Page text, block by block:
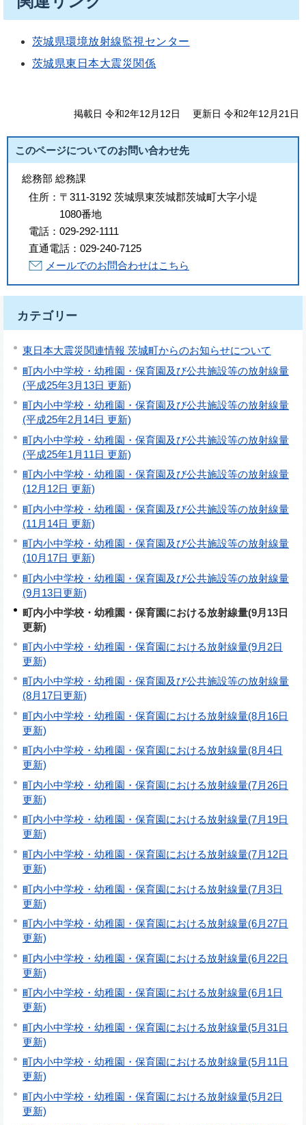
茨城県環境放射線監視センター
茨城県東日本大震災関係
掲載日 令和2年12月12日 更新日 令和2年12月21日
このページについてのお問い合わせ先
総務部 総務課
住所： 〒311-3192 茨城県東茨城郡茨城町大字小堤
1080番地
電話： 029-292-1111
直通電話： 029-240-7125
メールでのお問合わせはこちら
カテゴリー
東日本大震災関連情報 茨城町からのお知らせについて
町内小中学校・幼稚園・保育園及び公共施設等の放射線量
(平成25年3月13日 更新)
町内小中学校・幼稚園・保育園及び公共施設等の放射線量
(平成25年2月14日 更新)
町内小中学校・幼稚園・保育園及び公共施設等の放射線量
(平成25年1月11日 更新)
町内小中学校・幼稚園・保育園及び公共施設等の放射線量
(12月12日 更新)
町内小中学校・幼稚園・保育園及び公共施設等の放射線量
(11月14日 更新)
町内小中学校・幼稚園・保育園及び公共施設等の放射線量
(10月17日 更新)
町内小中学校・幼稚園・保育園及び公共施設等の放射線量
(9月13日更新)
町内小中学校・幼稚園・保育園における放射線量(9月13日
更新)
町内小中学校・幼稚園・保育園における放射線量(9月2日
更新)
町内小中学校・幼稚園・保育園及び公共施設等の放射線量
(8月17日更新)
町内小中学校・幼稚園・保育園における放射線量(8月16日
更新)
町内小中学校・幼稚園・保育園における放射線量(8月4日
更新)
町内小中学校・幼稚園・保育園における放射線量(7月26日
更新)
町内小中学校・幼稚園・保育園における放射線量(7月19日
更新)
町内小中学校・幼稚園・保育園における放射線量(7月12日
更新)
町内小中学校・幼稚園・保育園における放射線量(7月3日
更新)
町内小中学校・幼稚園・保育園における放射線量(6月27日
更新)
町内小中学校・幼稚園・保育園における放射線量(6月22日
更新)
町内小中学校・幼稚園・保育園における放射線量(6月1日
更新)
町内小中学校・幼稚園・保育園における放射線量(5月31日
更新)
町内小中学校・幼稚園・保育園における放射線量(5月11日
更新)
町内小中学校・幼稚園・保育園における放射線量(5月2日
更新)